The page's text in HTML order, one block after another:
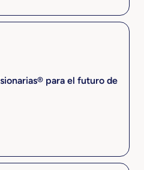
para el futuro de